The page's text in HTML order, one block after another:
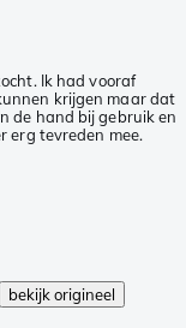
Ik had vooraf
krijgen maar dat
de hand bij gebruik en
erg tevreden mee.
bekijk origineel